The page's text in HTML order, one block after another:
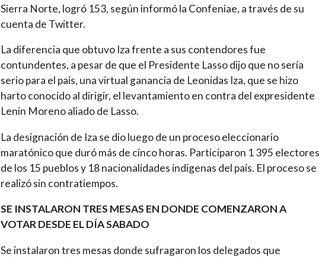
Sierra Norte, logró 153, según informó la Confeniae, a través de su
cuenta de Twitter.
La diferencia que obtuvo Iza frente a sus contendores fue
contundentes, a pesar de que el Presidente Lasso dijo que no sería
serio para el país, una virtual ganancia de Leonidas Iza, que se hizo
harto conocido al dirigir, el levantamiento en contra del expresidente
Lenin Moreno aliado de Lasso.
La designación de Iza se dio luego de un proceso eleccionario
maratónico que duró más de cinco horas. Participaron 1 395 electores
de los 15 pueblos y 18 nacionalidades indígenas del país. El proceso se
realizó sin contratiempos.
SE INSTALARON TRES MESAS EN DONDE COMENZARON A
VOTAR DESDE EL DÍA SABADO
Se instalaron tres mesas donde sufragaron los delegados que